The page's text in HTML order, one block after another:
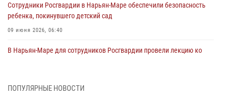
Сотрудники Росгвардии в Нарьян-Маре обеспечили безопасность
ребенка, покинувшего детский сад
09 июня 2026, 06:40
В Нарьян-Маре для сотрудников Росгвардии провели лекцию ко
ПОПУЛЯРНЫЕ НОВОСТИ